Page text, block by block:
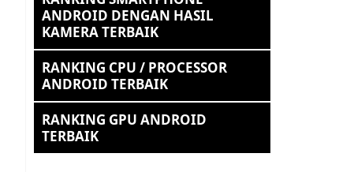
ANDROID DENGAN HASIL
KAMERA TERBAIK
RANKING CPU / PROCESSOR
ANDROID TERBAIK
RANKING GPU ANDROID
TERBAIK